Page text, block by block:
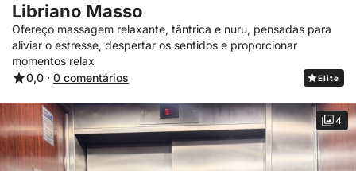
Libriano Masso
Ofereço massagem relaxante, tântrica e nuru, pensadas para
aliviar o estresse, despertar os sentidos e proporcionar
momentos relax
0,0 · 0 comentários Elite
4